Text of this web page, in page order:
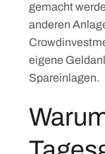
gemacht
anderen
eigene
Spareinlagen.